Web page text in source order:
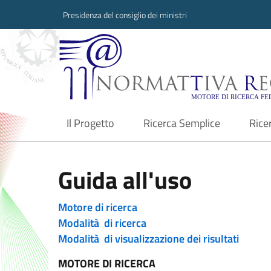
Presidenza del consiglio dei ministri
Normattiva
Il Progetto
current Ricerca Semplice
Guida all'uso
Motore di ricerca
Modalità di ricerca
Modalità di visualizzazione dei risultati
MOTORE DI RICERCA